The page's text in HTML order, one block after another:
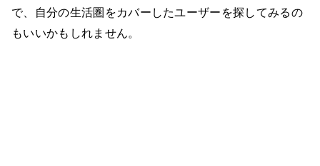
で、自分の生活圏をカバーしたユーザーを探してみるの
もいいかもしれません。